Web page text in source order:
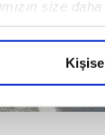
size